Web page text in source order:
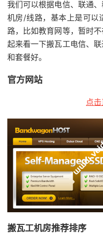
我们可以根据电信、联通
机房/线路，基本上是可以
路，比如教育网等，暂时
起来看一下搬瓦工电信、
和套餐好。
官方网站
点
搬瓦工机房推荐排序